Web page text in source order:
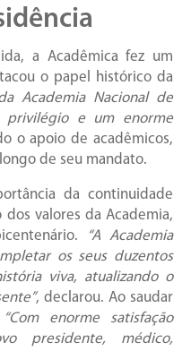
a Acadêmica fez um
o papel histórico da
Academia Nacional de
privilégio e um enorme
o apoio de acadêmicos,
de seu mandato.
da continuidade
valores da Academia,
“A Academia
os seus duzentos
viva, atualizando o
, declarou. Ao saudar
“Com enorme satisfação
presidente, médico,